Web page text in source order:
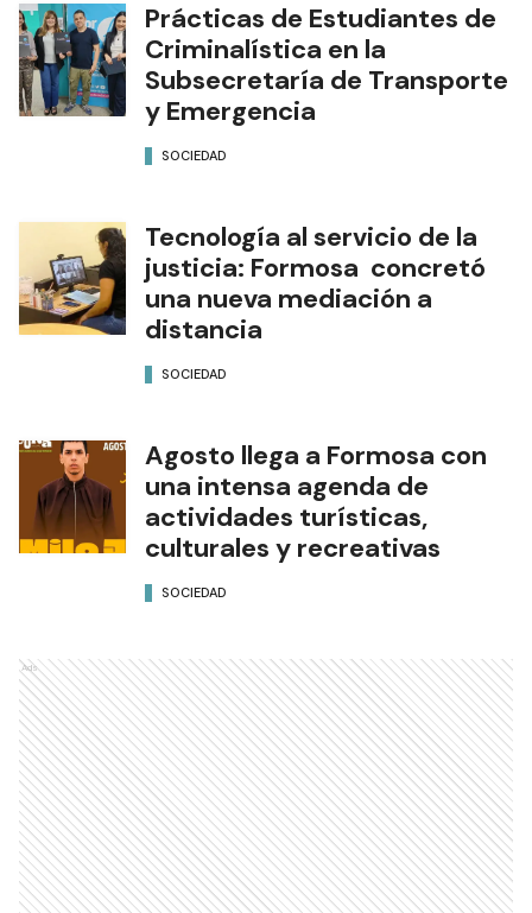
Prácticas de Estudiantes de
Criminalística en la
Subsecretaría de Transporte
y Emergencia
SOCIEDAD
Tecnología al servicio de la
justicia: Formosa concretó
una nueva mediación a
distancia
SOCIEDAD
Agosto llega a Formosa con
una intensa agenda de
actividades turísticas,
culturales y recreativas
SOCIEDAD
Ads